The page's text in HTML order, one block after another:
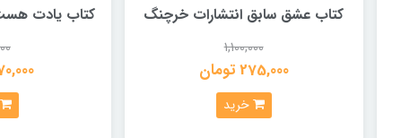
کتاب عشق سابق انتشارات خرچنگ
1,100,000
275,000 تومان
خرید
کتاب یادت
270,000
خرید